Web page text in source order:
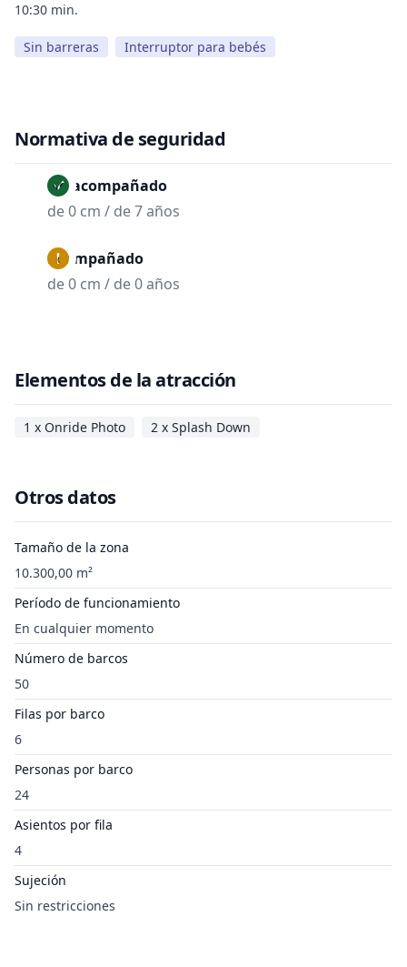
10:30 min.
Sin barreras Interruptor para bebés
Normativa de seguridad
No acompañado
de 0 cm / de 7 años
Acompañado
de 0 cm / de 0 años
Elementos de la atracción
1 x Onride Photo 2 x Splash Down
Otros datos
Tamaño de la zona
10.300,00 m²
Período de funcionamiento
En cualquier momento
Número de barcos
50
Filas por barco
6
Personas por barco
24
Asientos por fila
4
Sujeción
Sin restricciones